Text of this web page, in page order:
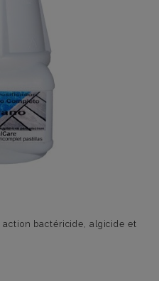
bactéricide, algicide et